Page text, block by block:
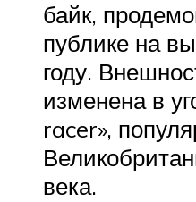
байк,
публике на
году.
изменена в
racer»,
века.